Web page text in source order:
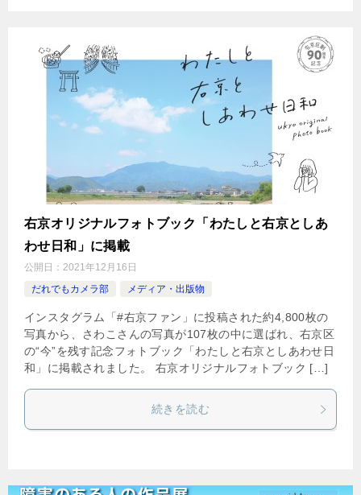
右京オリジナルフォトブック「わたしと右京としあ
わせ日和」に掲載
公開日： 2021年12月16日
だれでもカメラ部
メディア・出版物
インスタグラム「#右京ファン」に投稿された約4,800枚の
写真から、さわこさんの写真が107枚の中に選ばれ、右京区
の“今”を残す記念フォトブック「わたしと右京としあわせ日
和」に掲載されました。 右京オリジナルフォトブック […]
続きを読む